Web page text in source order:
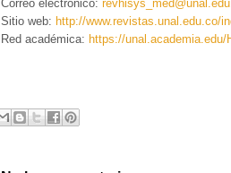
Correo electrónico:
Sitio web: http://www.revistas.unal.edu.co/
Red académica: https://unal.academia.edu/